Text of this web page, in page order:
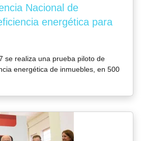
Nacional de
energética para
se realiza una prueba piloto de
energética de inmuebles, en 500